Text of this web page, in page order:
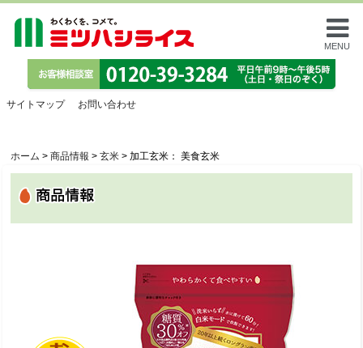
MENU
サイトマップ お問い合わせ
ホーム > 商品情報 > 玄米 > 加工玄米： 美食玄米